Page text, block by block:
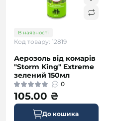
В наявності
Код товару: 12819
Аерозоль від комарів
"Storm King" Extreme
зелений 150мл
0
105.00 ₴
До кошика